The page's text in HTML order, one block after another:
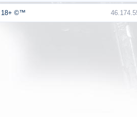
©™